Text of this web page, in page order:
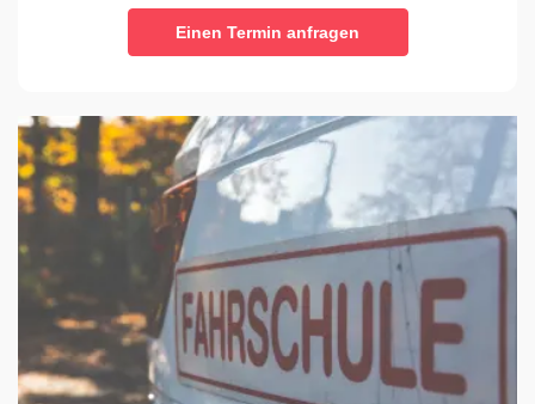
Einen Termin anfragen